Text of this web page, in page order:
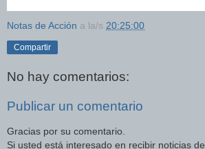
Notas de Acción a la/s 20:25:00
Compartir
No hay comentarios:
Publicar un comentario
Gracias por su comentario.
Si usted está interesado en recibir noticias de